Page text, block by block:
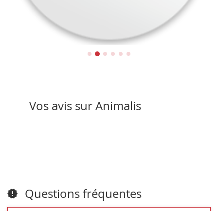
Vos avis sur Animalis
Questions fréquentes